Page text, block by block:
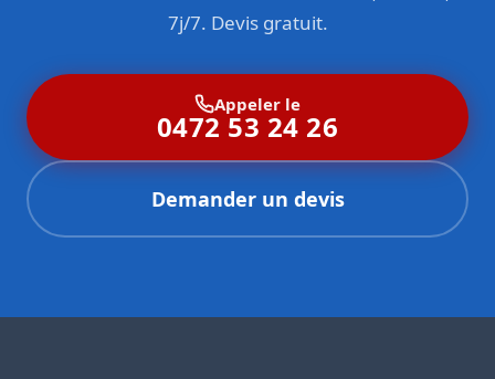
7j/7. Devis gratuit.
Appeler le
0472 53 24 26
Demander un devis